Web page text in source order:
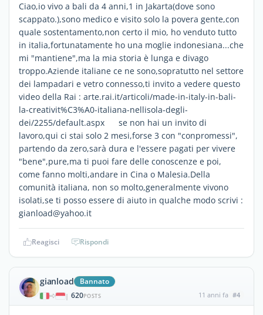
Ciao,io vivo a bali da 4 anni,1 in Jakarta(dove sono
scappato.),sono medico e visito solo la povera gente,con
quale sostentamento,non certo il mio, ho venduto tutto
in italia,fortunatamente ho una moglie indonesiana...che
mi "mantiene",ma la mia storia è lunga e divago
troppo.Aziende italiane ce ne sono,sopratutto nel settore
dei lampadari e vetro connesso,ti invito a vedere questo
video della Rai : arte.rai.it/articoli/made-in-italy-in-bali-
la-creativit%C3%A0-italiana-nellisola-degli-
dei/2255/default.aspx se non hai un invito di
lavoro,qui ci stai solo 2 mesi,forse 3 con "conpromessi",
partendo da zero,sarà dura e l'essere pagati per vivere
"bene",pure,ma ti puoi fare delle conoscenze e poi,
come fanno molti,andare in Cina o Malesia.Della
comunità italiana, non so molto,generalmente vivono
isolati,se ti posso essere di aiuto in qualche modo scrivi :
gianload@yahoo.it
Reagisci Rispondi
gianload Bannato
| 620POSTS 11 anni fa #4